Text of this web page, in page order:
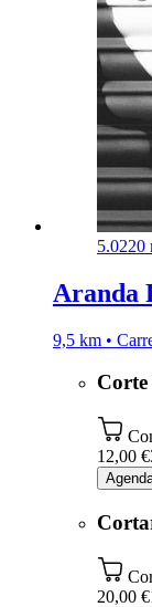
5.0220
Aranda
9,5 km •
Corte
12,00 €
20,00 €